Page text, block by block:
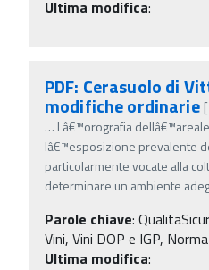
Ultima modifica:
PDF: Cerasuolo di
modifiche ordinarie
… Lâ€™orografia
lâ€™esposizione prevalente
particolarmente vocate alla
determinare un ambiente
Parole chiave:
Vini, Vini DOP e IGP,
Ultima modifica: